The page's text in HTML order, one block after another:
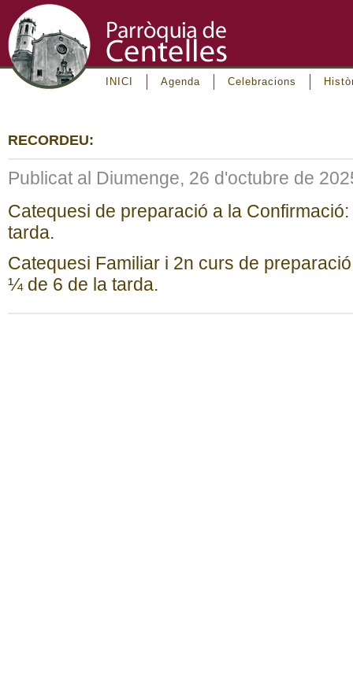
INICI Agenda Celebracions
RECORDEU:
Publicat al Diumenge, 26 d'octubre de
Catequesi de preparació a la
tarda.
Catequesi Familiar i 2n curs de
¼ de 6 de la tarda.